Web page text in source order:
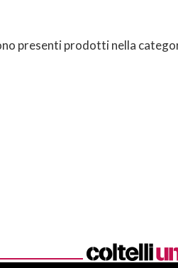
presenti prodotti nella